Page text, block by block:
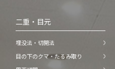
二重・目元
埋没法・切開法
目の下のクマ・たるみ取り